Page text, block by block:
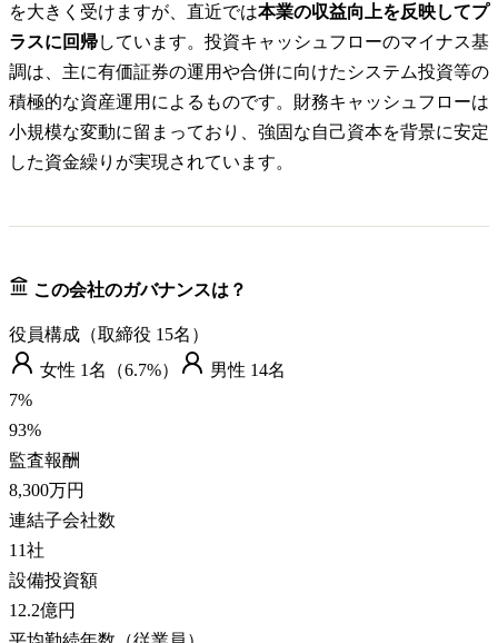
を大きく受けますが、直近では本業の収益向上を反映してプ
ラスに回帰しています。投資キャッシュフローのマイナス基
調は、主に有価証券の運用や合併に向けたシステム投資等の
積極的な資産運用によるものです。財務キャッシュフローは
小規模な変動に留まっており、強固な自己資本を背景に安定
した資金繰りが実現されています。
この会社のガバナンスは？
役員構成（取締役 15名）
女性 1名（6.7%） 男性 14名
7%
93%
監査報酬
8,300万円
連結子会社数
11社
設備投資額
12.2億円